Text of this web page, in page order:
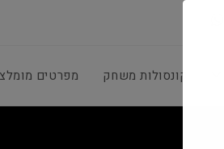
קונסולות משחק מפרטים